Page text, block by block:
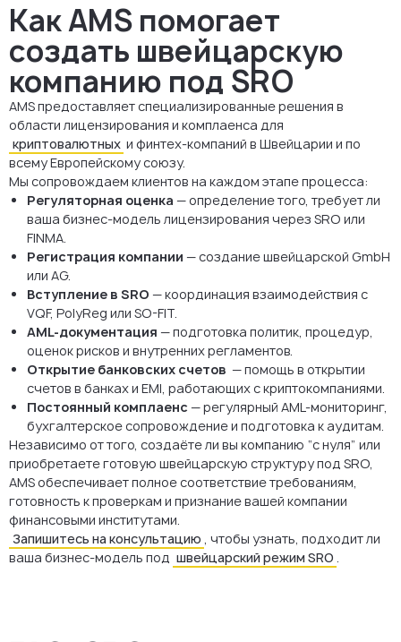
Как AMS помогает
создать швейцарскую
компанию под SRO
AMS предоставляет специализированные решения в
области лицензирования и комплаенса для
криптовалютных и финтех-компаний в Швейцарии и по
всему Европейскому союзу.
Мы сопровождаем клиентов на каждом этапе процесса:
Регуляторная оценка — определение того, требует ли
ваша бизнес-модель лицензирования через SRO или
FINMA.
Регистрация компании — создание швейцарской GmbH
или AG.
Вступление в SRO — координация взаимодействия с
VQF, PolyReg или SO-FIT.
AML-документация — подготовка политик, процедур,
оценок рисков и внутренних регламентов.
Открытие банковских счетов — помощь в открытии
счетов в банках и EMI, работающих с криптокомпаниями.
Постоянный комплаенс — регулярный AML-мониторинг,
бухгалтерское сопровождение и подготовка к аудитам.
Независимо от того, создаёте ли вы компанию “с нуля” или
приобретаете готовую швейцарскую структуру под SRO,
AMS обеспечивает полное соответствие требованиям,
готовность к проверкам и признание вашей компании
финансовыми институтами.
Запишитесь на консультацию , чтобы узнать, подходит ли
ваша бизнес-модель под швейцарский режим SRO .